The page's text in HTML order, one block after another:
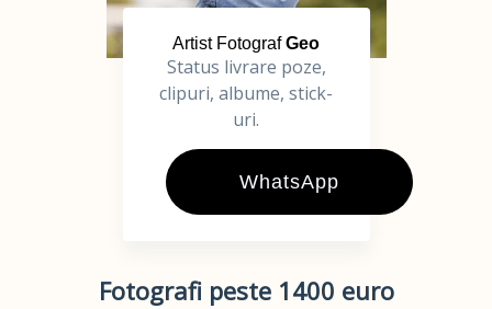
Artist FotografGeo
Status livrare poze,
clipuri, albume, stick-
uri.
WhatsApp
Fotografi peste 1400 euro